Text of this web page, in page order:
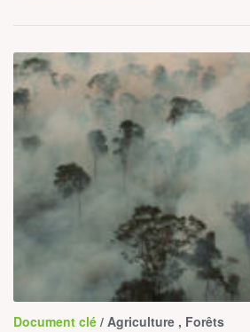
Document clé / Agriculture , Forêts